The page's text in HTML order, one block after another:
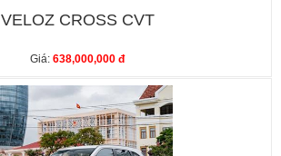
VELOZ CROSS CVT
Giá: 638,000,000 đ